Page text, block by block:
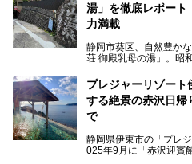
湯」を徹底レポート
力満載
静岡市葵区、自然豊か
荘 御殿乳母の湯」。昭
極上温泉です。お湯は
です。多くのファンを
解説します。
プレジャーリゾート
する絶景の赤沢日帰
で
静岡県伊東市の「プレ
025年9月に「赤沢迎賓